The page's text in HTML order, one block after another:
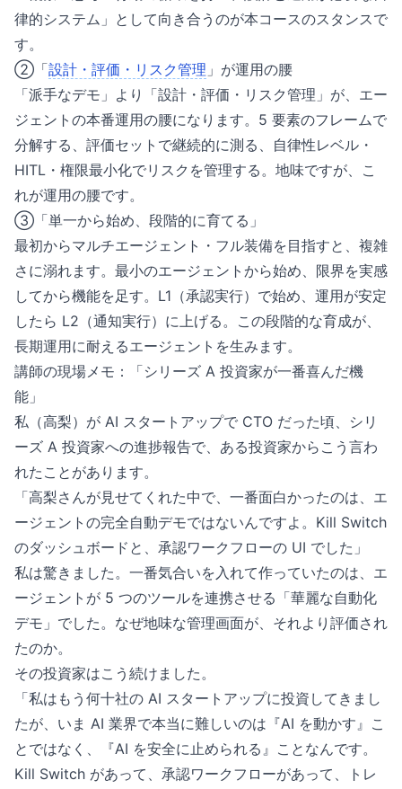
律的システム」として向き合うのが本コースのスタンスで
す。
②「設計・評価・リスク管理 」が運用の腰
「派手なデモ」より「設計・評価・リスク管理」が、エー
ジェントの本番運用の腰になります。5 要素のフレームで
分解する、評価セットで継続的に測る、自律性レベル・
HITL・権限最小化でリスクを管理する。地味ですが、こ
れが運用の腰です。
③「単一から始め、段階的に育てる」
最初からマルチエージェント・フル装備を目指すと、複雑
さに溺れます。最小のエージェントから始め、限界を実感
してから機能を足す。L1（承認実行）で始め、運用が安定
したら L2（通知実行）に上げる。この段階的な育成が、
長期運用に耐えるエージェントを生みます。
講師の現場メモ：「シリーズ A 投資家が一番喜んだ機
能」
私（高梨）が AI スタートアップで CTO だった頃、シリ
ーズ A 投資家への進捗報告で、ある投資家からこう言わ
れたことがあります。
「高梨さんが見せてくれた中で、一番面白かったのは、エ
ージェントの完全自動デモではないんですよ。Kill Switch
のダッシュボードと、承認ワークフローの UI でした」
私は驚きました。一番気合いを入れて作っていたのは、エ
ージェントが 5 つのツールを連携させる「華麗な自動化
デモ」でした。なぜ地味な管理画面が、それより評価され
たのか。
その投資家はこう続けました。
「私はもう何十社の AI スタートアップに投資してきまし
たが、いま AI 業界で本当に難しいのは『AI を動かす』こ
とではなく、『AI を安全に止められる』ことなんです。
Kill Switch があって、承認ワークフローがあって、トレ